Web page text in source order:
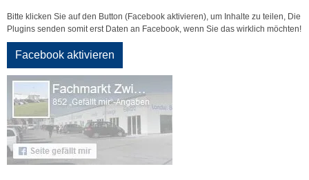
Bitte klicken Sie auf den Button (Facebook aktivieren), um Inhalte zu teilen, Die
Plugins senden somit erst Daten an Facebook, wenn Sie das wirklich möchten!
Facebook aktivieren